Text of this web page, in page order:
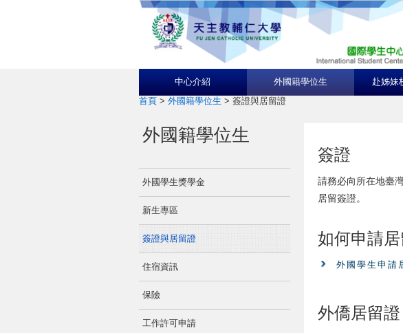
中心介紹 外國籍學位生 赴姊妹
首頁 > 外國籍學位生 > 簽證與居留證
外國籍學位生
外國學生獎學金
新生專區
簽證與居留證
住宿資訊
保險
工作許可申請
簽證
請務必向所在地臺
居留簽證。
如何申請
外國學生申請
外僑居留證